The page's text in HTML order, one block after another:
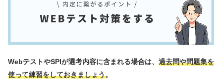
WebテストやSPIが選考内容に含まれる場合は、 過去問や問題集を
使って練習をしておきましょう。